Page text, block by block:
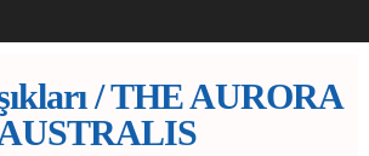
/ THE AURORA